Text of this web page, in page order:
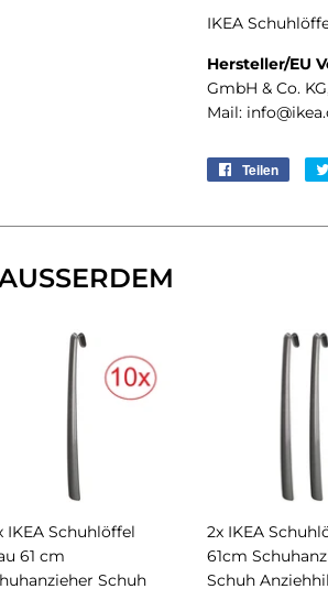
IKEA
Hersteller/EU
GmbH & Co.
Mail:
Teilen
IKEA Schuhlöffel
61 cm
Schuh
2x IKEA
61cm
Schuh